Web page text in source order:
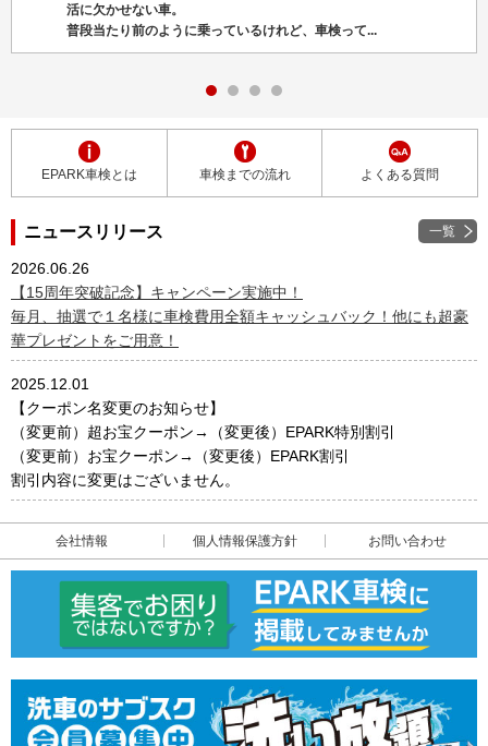
活に欠かせない車。
普段当たり前のように乗っているけれど、車検って...
EPARK車検とは 車検までの流れ よくある質問
ニュースリリース 一覧
2026.06.26
【15周年突破記念】キャンペーン実施中！
毎月、抽選で１名様に車検費用全額キャッシュバック！他にも超豪
華プレゼントをご用意！
2025.12.01
【クーポン名変更のお知らせ】
（変更前）超お宝クーポン→（変更後）EPARK特別割引
（変更前）お宝クーポン→（変更後）EPARK割引
割引内容に変更はございません。
会社情報 個人情報保護方針 お問い合わせ